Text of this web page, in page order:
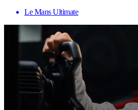
Le Mans Ultimate